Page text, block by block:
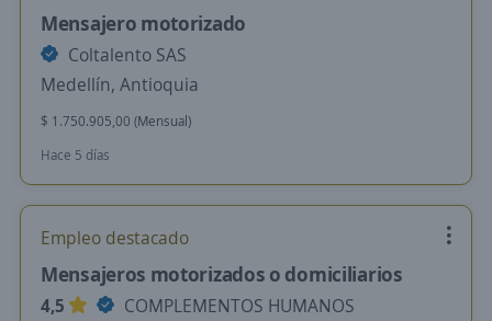
Mensajero motorizado
Coltalento SAS
Medellín, Antioquia
$ 1.750.905,00 (Mensual)
Hace 5 días
Empleo destacado
Mensajeros motorizados o domiciliarios
4,5
COMPLEMENTOS HUMANOS